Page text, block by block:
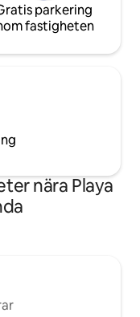
parkering
fastigheten
nära Playa